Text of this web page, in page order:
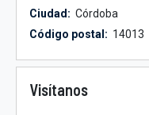
Ciudad: Córdoba
Código postal: 14013
Visítanos